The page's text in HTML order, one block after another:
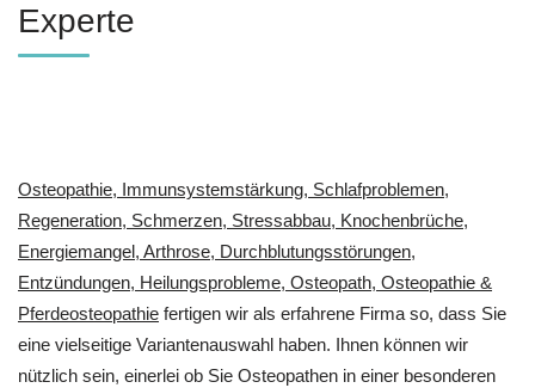
Experte
Osteopathie, Immunsystemstärkung, Schlafproblemen,
Regeneration, Schmerzen, Stressabbau, Knochenbrüche,
Energiemangel, Arthrose, Durchblutungsstörungen,
Entzündungen, Heilungsprobleme, Osteopath, Osteopathie &
Pferdeosteopathie fertigen wir als erfahrene Firma so, dass Sie
eine vielseitige Variantenauswahl haben. Ihnen können wir
nützlich sein, einerlei ob Sie Osteopathen in einer besonderen